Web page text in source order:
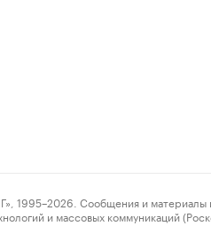
Сообщения и материалы
и массовых коммуникаций